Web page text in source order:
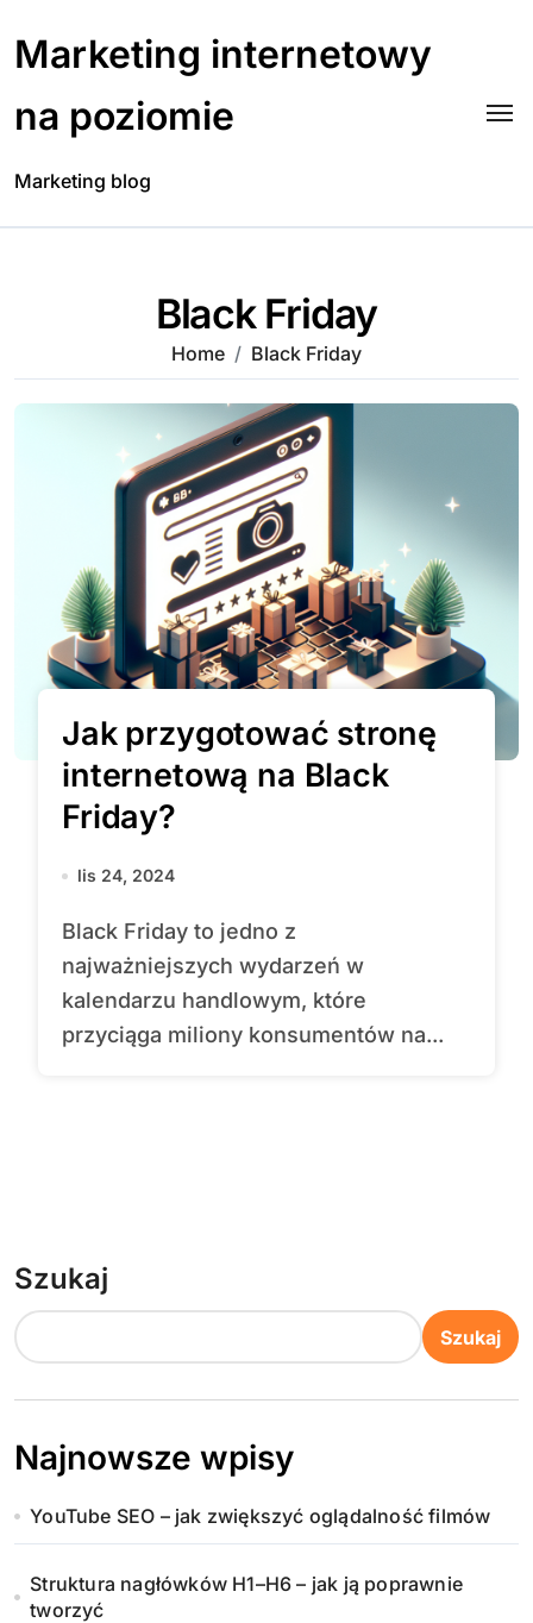
content
Marketing internetowy
na poziomie
Marketing blog
Black Friday
Home Black Friday
Jak przygotować stronę
internetową na Black
Friday?
lis 24, 2024
Black Friday to jedno z
najważniejszych wydarzeń w
kalendarzu handlowym, które
przyciąga miliony konsumentów na...
Szukaj
Szukaj
Najnowsze wpisy
YouTube SEO – jak zwiększyć oglądalność filmów
Struktura nagłówków H1–H6 – jak ją poprawnie
tworzyć